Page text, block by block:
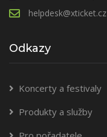
helpdesk@xticket.cz
Odkazy
Koncerty a festivaly
Produkty a služby